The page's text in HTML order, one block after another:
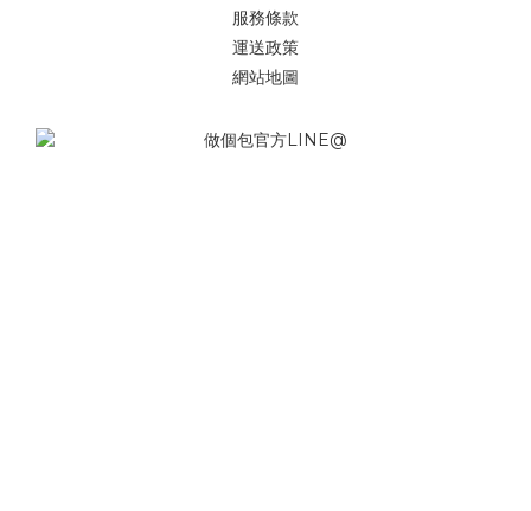
服務條款
運送政策
網站地圖